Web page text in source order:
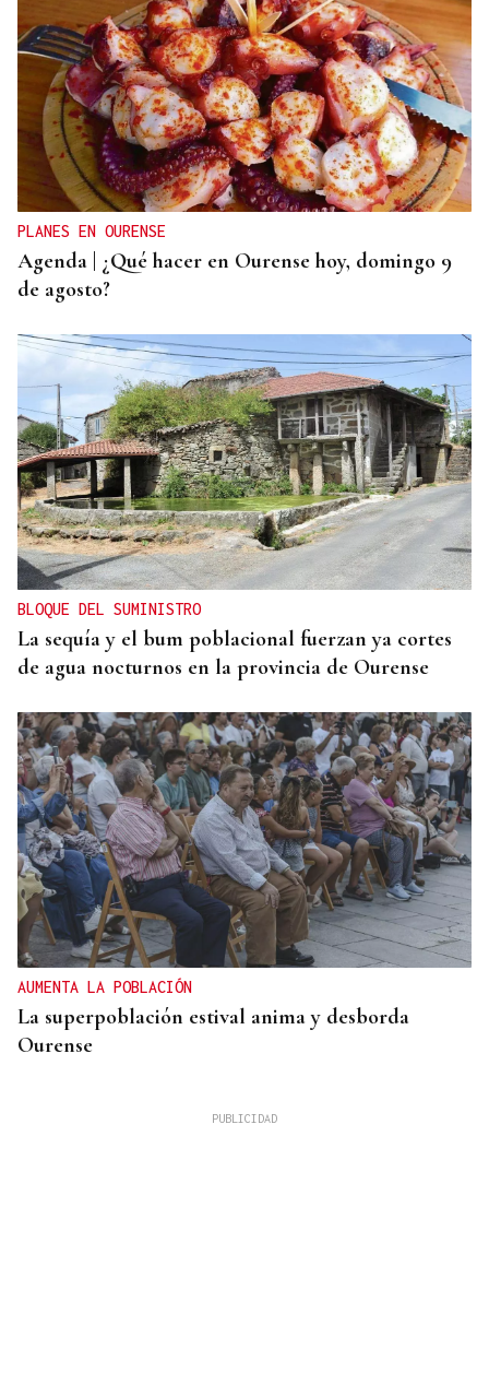
POLOS RÍOS E MONTAÑAS DE OURENSE
A Ribeira Sacra, flora e fauna nas ribeiras miñota
e siliense
PLANES EN OURENSE
Agenda | ¿Qué hacer en Ourense hoy, domingo 9
de agosto?
BLOQUE DEL SUMINISTRO
La sequía y el bum poblacional fuerzan ya cortes
de agua nocturnos en la provincia de Ourense
AUMENTA LA POBLACIÓN
La superpoblación estival anima y desborda
Ourense